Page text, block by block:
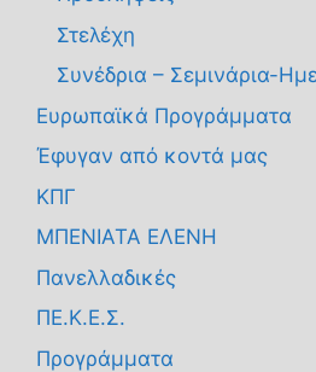
Στελέχη
Συνέδρια – Σεμινάρια-
Ευρωπαϊκά Προγράμματα
Έφυγαν από κοντά μας
ΚΠΓ
ΜΠΕΝΙΑΤΑ ΕΛΕΝΗ
Πανελλαδικές
ΠΕ.Κ.Ε.Σ.
Προγράμματα